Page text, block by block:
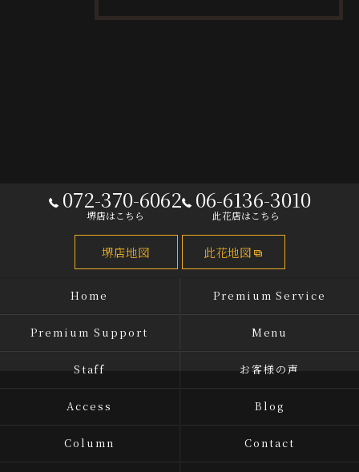
072-370-6062
堺店はこちら
06-6136-3010
此花店はこちら
堺店地図 此花地図
Home Premium Service
Premium Support Menu
Staff お客様の声
Access Blog
Column Contact